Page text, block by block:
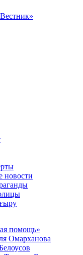
новости
помощь»
Омарханова